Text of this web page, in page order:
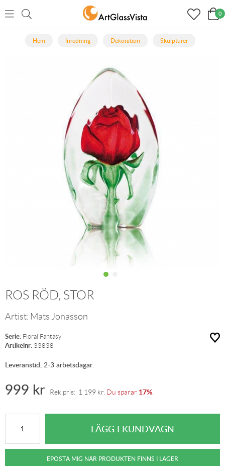
0
Hem Inredning Dekoration Skulpturer
ROS RÖD, STOR
Artist: Mats Jonasson
Serie: Floral Fantasy
Artikelnr: 33838
Leveranstid, 2-3 arbetsdagar.
999 kr Rek.pris: 1 199 kr Du sparar 17%